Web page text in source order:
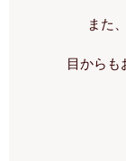
また
目からも